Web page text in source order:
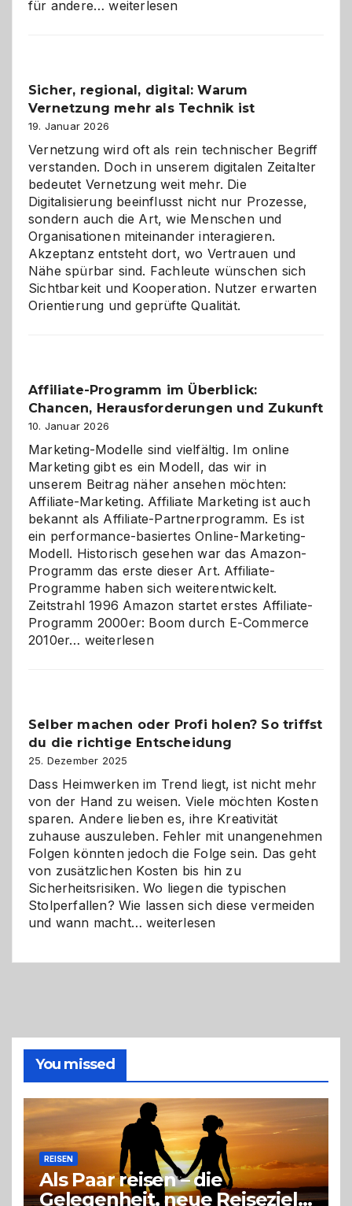
für andere…Kölner
ein
dreifaches
Alaaf!
weiterlesen
Sicher, regional, digital: Warum
Vernetzung mehr als Technik ist
19. Januar 2026
Vernetzung wird oft als rein technischer Begriff
verstanden. Doch in unserem digitalen Zeitalter
bedeutet Vernetzung weit mehr. Die
Digitalisierung beeinflusst nicht nur Prozesse,
sondern auch die Art, wie Menschen und
Organisationen miteinander interagieren.
Akzeptanz entsteht dort, wo Vertrauen und
Nähe spürbar sind. Fachleute wünschen sich
Sichtbarkeit und Kooperation. Nutzer erwarten
Orientierung und geprüfte Qualität.
Affiliate-Programm im Überblick:
Chancen, Herausforderungen und Zukunft
10. Januar 2026
Marketing-Modelle sind vielfältig. Im online
Marketing gibt es ein Modell, das wir in
unserem Beitrag näher ansehen möchten:
Affiliate-Marketing. Affiliate Marketing ist auch
bekannt als Affiliate-Partnerprogramm. Es ist
ein performance-basiertes Online-Marketing-
Modell. Historisch gesehen war das Amazon-
Programm das erste dieser Art. Affiliate-
Programme haben sich weiterentwickelt.
Zeitstrahl 1996 Amazon startet erstes Affiliate-
Programm 2000er: Boom durch E-Commerce
2010er… Affiliate-
Herausforderungen
und
Zukunft
weiterlesen
Selber machen oder Profi holen? So triffst
du die richtige Entscheidung
25. Dezember 2025
Dass Heimwerken im Trend liegt, ist nicht mehr
von der Hand zu weisen. Viele möchten Kosten
sparen. Andere lieben es, ihre Kreativität
zuhause auszuleben. Fehler mit unangenehmen
Folgen könnten jedoch die Folge sein. Das geht
von zusätzlichen Kosten bis hin zu
Sicherheitsrisiken. Wo liegen die typischen
Stolperfallen? Wie lassen sich diese vermeiden
und wann macht…Selber
richtige
Entscheidung
weiterlesen
You missed
REISEN
Als Paar reisen – die
Gelegenheit, neue Reiseziele